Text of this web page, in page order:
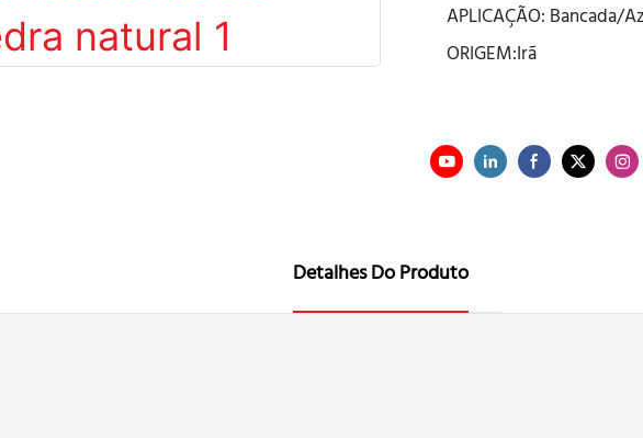
APLICAÇÃO: Bancada/
ORIGEM:Irã
Detalhes Do Produto